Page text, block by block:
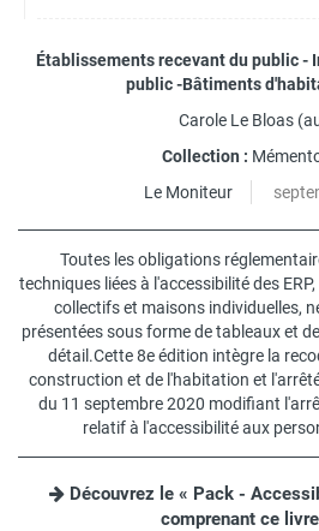
Établissements recevant du public -
public -Bâtiments
Carole Le Bloas
Collection :
Le Moniteur
Toutes les obligations
techniques liées à l'accessibilité des
collectifs et maisons individuelles,
présentées sous forme de tableaux et
détail.Cette 8e édition intègre la
construction et de l'habitation et
du 11 septembre 2020 modifiant
relatif à l'accessibilité aux
Découvrez le « Pack -
comprenant ce